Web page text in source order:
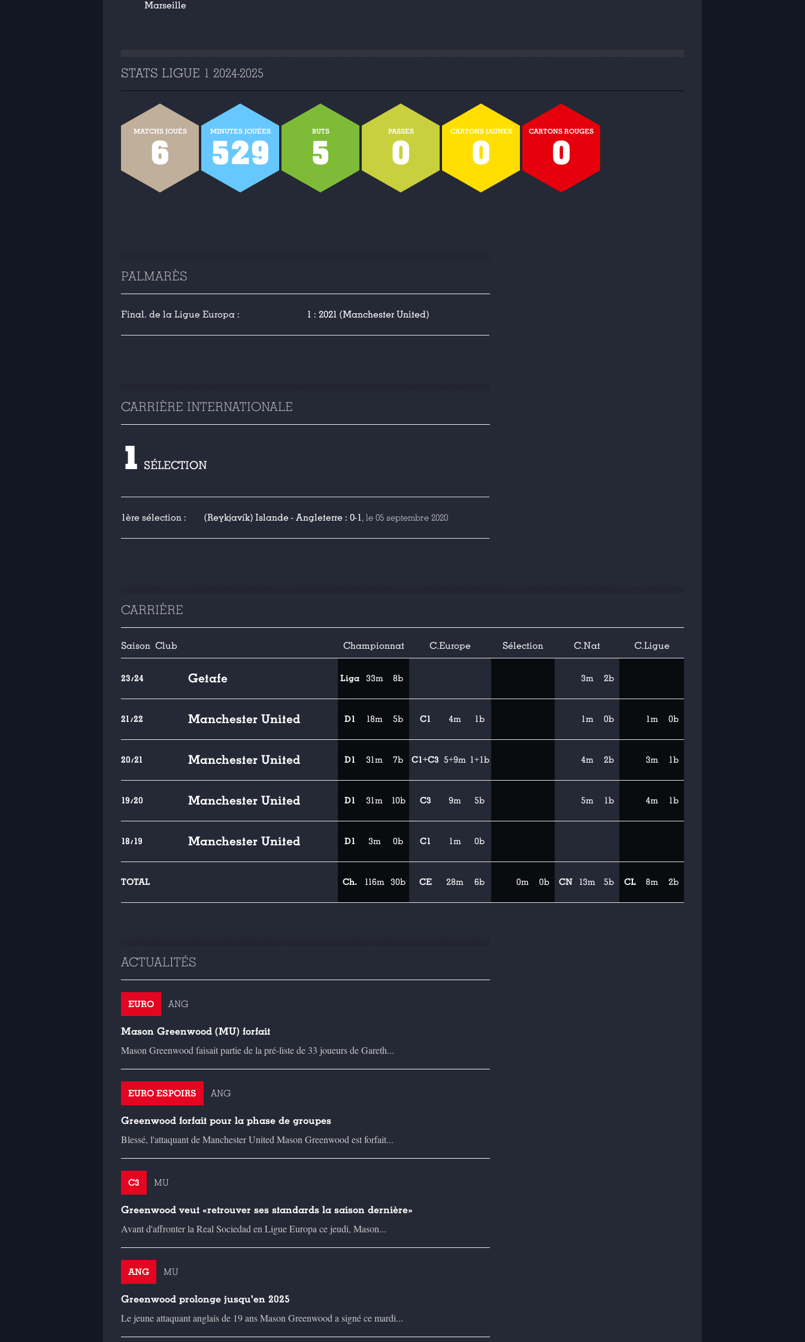
Marseille
STATS LIGUE 1 2024-2025
MATCHS JOUÉS
6
MINUTES JOUÉES
529
BUTS
5
PASSES
0
CARTONS JAUNES
0
CARTONS ROUGES
0
PALMARÈS
Final. de la Ligue Europa : 1 : 2021 (Manchester United)
CARRIÈRE INTERNATIONALE
1 SÉLECTION
1ère sélection : (Reykjavík) Islande - Angleterre : 0-1, le 05 septembre 2020
CARRIÈRE
Saison Club Championnat C.Europe Sélection C.Nat C.Ligue
23/24 Getafe Liga 33m 8b 3m 2b
21/22 Manchester United D1 18m 5b C1 4m 1b 1m 0b 1m 0b
20/21 Manchester United D1 31m 7b C1+C3 5+9m 1+1b 4m 2b 3m 1b
19/20 Manchester United D1 31m 10b C3 9m 5b 5m 1b 4m 1b
18/19 Manchester United D1 3m 0b C1 1m 0b
TOTAL Ch. 116m 30b CE 28m 6b 0m 0b CN 13m 5b CL 8m 2b
ACTUALITÉS
EURO ANG
Mason Greenwood (MU) forfait
Mason Greenwood faisait partie de la pré-liste de 33 joueurs de Gareth...
EURO ESPOIRS ANG
Greenwood forfait pour la phase de groupes
Blessé, l'attaquant de Manchester United Mason Greenwood est forfait...
C3 MU
Greenwood veut «retrouver ses standards la saison dernière»
Avant d'affronter la Real Sociedad en Ligue Europa ce jeudi, Mason...
ANG MU
Greenwood prolonge jusqu'en 2025
Le jeune attaquant anglais de 19 ans Mason Greenwood a signé ce mardi...